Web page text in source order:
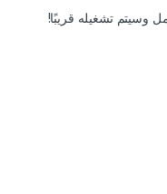
وسيتم تشغيله قريبًا!